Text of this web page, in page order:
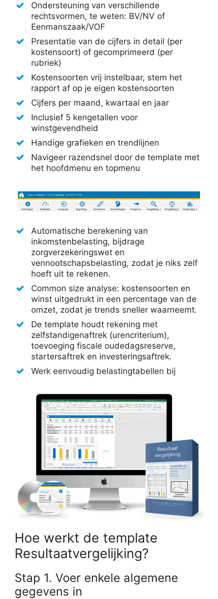
Ondersteuning van verschillende
rechtsvormen, te weten: BV/NV of
Eenmanszaak/VOF
Presentatie van de cijfers in detail (per
kostensoort) of gecomprimeerd (per
rubriek)
Kostensoorten vrij instelbaar, stem het
rapport af op je eigen kostensoorten
Cijfers per maand, kwartaal en jaar
Inclusief 5 kengetallen voor
winstgevendheid
Handige grafieken en trendlijnen
Navigeer razendsnel door de template met
het hoofdmenu en topmenu
Automatische berekening van
inkomstenbelasting, bijdrage
zorgverzekeringswet en
vennootschapsbelasting, zodat je niks zelf
hoeft uit te rekenen.
Common size analyse: kostensoorten en
winst uitgedrukt in een percentage van de
omzet, zodat je trends sneller waarneemt.
De template houdt rekening met
zelfstandigenaftrek (urencriterium),
toevoeging fiscale oudedagsreserve,
startersaftrek en investeringsaftrek.
Werk eenvoudig belastingtabellen bij
Hoe werkt de template
Resultaatvergelijking?
Stap 1. Voer enkele algemene
gegevens in